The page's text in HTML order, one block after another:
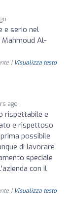
e serio nel
Al-
| Visualizza testo
ago
rispettabile e
e rispettoso
possibile
di lavorare
speciale
con il
| Visualizza testo